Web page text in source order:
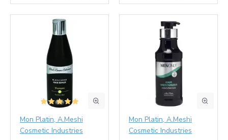
Mon Platin, A.Meshi
Cosmetic Industries
Mon Platin, A.Meshi
Cosmetic Industries